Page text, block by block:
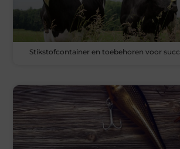
Stikstofcontainer en toebehoren voor